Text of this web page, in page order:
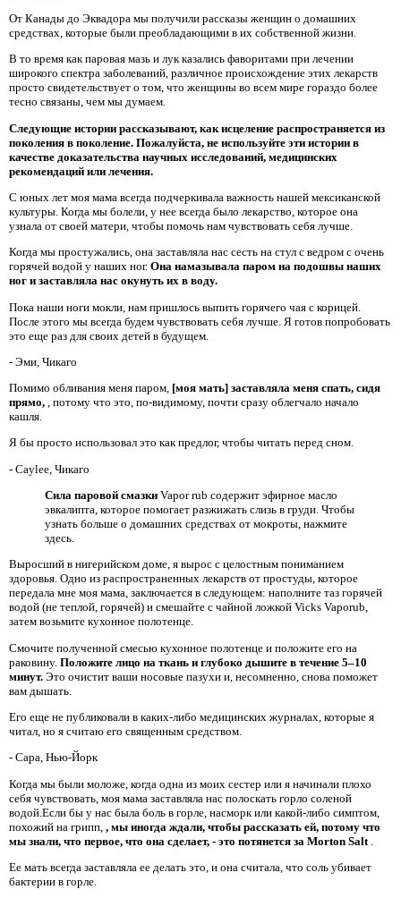
От Канады до Эквадора мы получили рассказы женщин о домашних
средствах, которые были преобладающими в их собственной жизни.
В то время как паровая мазь и лук казались фаворитами при лечении
широкого спектра заболеваний, различное происхождение этих лекарств
просто свидетельствует о том, что женщины во всем мире гораздо более
тесно связаны, чем мы думаем.
Следующие истории рассказывают, как исцеление распространяется из
поколения в поколение. Пожалуйста, не используйте эти истории в
качестве доказательства научных исследований, медицинских
рекомендаций или лечения.
С юных лет моя мама всегда подчеркивала важность нашей мексиканской
культуры. Когда мы болели, у нее всегда было лекарство, которое она
узнала от своей матери, чтобы помочь нам чувствовать себя лучше.
Когда мы простужались, она заставляла нас сесть на стул с ведром с очень
горячей водой у наших ног. Она намазывала паром на подошвы наших
ног и заставляла нас окунуть их в воду.
Пока наши ноги мокли, нам пришлось выпить горячего чая с корицей.
После этого мы всегда будем чувствовать себя лучше. Я готов попробовать
это еще раз для своих детей в будущем.
- Эми, Чикаго
Помимо обливания меня паром, [моя мать] заставляла меня спать, сидя
прямо, , потому что это, по-видимому, почти сразу облегчало начало
кашля.
Я бы просто использовал это как предлог, чтобы читать перед сном.
- Caylee, Чикаго
Сила паровой смазки Vapor rub содержит эфирное масло
эвкалипта, которое помогает разжижать слизь в груди. Чтобы
узнать больше о домашних средствах от мокроты, нажмите
здесь.
Выросший в нигерийском доме, я вырос с целостным пониманием
здоровья. Одно из распространенных лекарств от простуды, которое
передала мне моя мама, заключается в следующем: наполните таз горячей
водой (не теплой, горячей) и смешайте с чайной ложкой Vicks Vaporub,
затем возьмите кухонное полотенце.
Смочите полученной смесью кухонное полотенце и положите его на
раковину. Положите лицо на ткань и глубоко дышите в течение 5–10
минут. Это очистит ваши носовые пазухи и, несомненно, снова поможет
вам дышать.
Его еще не публиковали в каких-либо медицинских журналах, которые я
читал, но я считаю его священным средством.
- Сара, Нью-Йорк
Когда мы были моложе, когда одна из моих сестер или я начинали плохо
себя чувствовать, моя мама заставляла нас полоскать горло соленой
водой.Если бы у нас была боль в горле, насморк или какой-либо симптом,
похожий на грипп, , мы иногда ждали, чтобы рассказать ей, потому что
мы знали, что первое, что она сделает, - это потянется за Morton Salt
Ее мать всегда заставляла ее делать это, и она считала, что соль убивает
бактерии в горле.